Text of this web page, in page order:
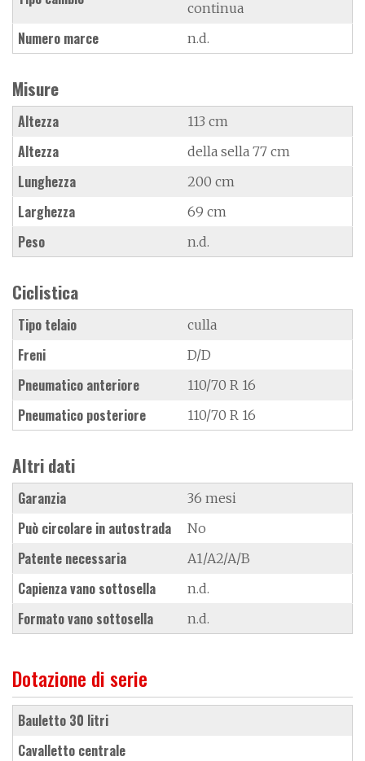
continua
Numero marce n.d.
Misure
Altezza 113 cm
Altezza della sella 77 cm
Lunghezza 200 cm
Larghezza 69 cm
Peso n.d.
Ciclistica
Tipo telaio culla
Freni D/D
Pneumatico anteriore 110/70 R 16
Pneumatico posteriore 110/70 R 16
Altri dati
Garanzia 36 mesi
Può circolare in autostrada No
Patente necessaria A1/A2/A/B
Capienza vano sottosella n.d.
Formato vano sottosella n.d.
Dotazione di serie
bauletto 30 litri
cavalletto centrale